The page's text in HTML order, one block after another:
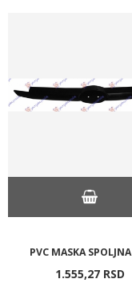
PVC MASKA
1.555,27 RSD